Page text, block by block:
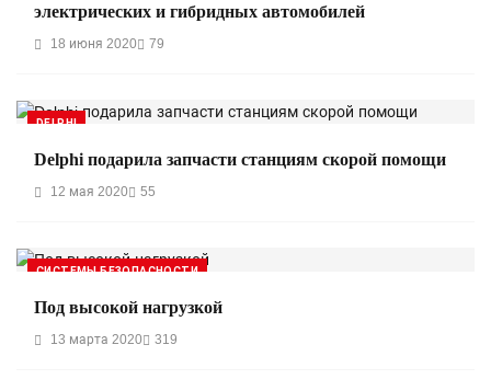
электрических и гибридных автомобилей
18 июня 2020 79
DELPHI
Delphi подарила запчасти станциям скорой помощи
12 мая 2020 55
СИСТЕМЫ БЕЗОПАСНОСТИ
Под высокой нагрузкой
13 марта 2020 319